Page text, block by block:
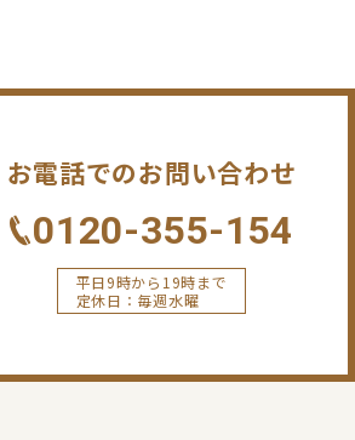
お電話でのお問い合わせ
0120-355-154
平日9時から19時まで
定休日：毎週水曜